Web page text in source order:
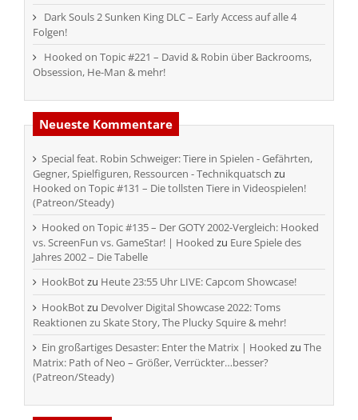
Dark Souls 2 Sunken King DLC – Early Access auf alle 4
Folgen!
Hooked on Topic #221 – David & Robin über Backrooms,
Obsession, He-Man & mehr!
Neueste Kommentare
Special feat. Robin Schweiger: Tiere in Spielen - Gefährten,
Gegner, Spielfiguren, Ressourcen - Technikquatsch zu
Hooked on Topic #131 – Die tollsten Tiere in Videospielen!
(Patreon/Steady)
Hooked on Topic #135 – Der GOTY 2002-Vergleich: Hooked
vs. ScreenFun vs. GameStar! | Hooked zu Eure Spiele des
Jahres 2002 – Die Tabelle
HookBotzu Heute 23:55 Uhr LIVE: Capcom Showcase!
HookBotzu Devolver Digital Showcase 2022: Toms
Reaktionen zu Skate Story, The Plucky Squire & mehr!
Ein großartiges Desaster: Enter the Matrix | Hooked zu The
Matrix: Path of Neo – Größer, Verrückter…besser?
(Patreon/Steady)